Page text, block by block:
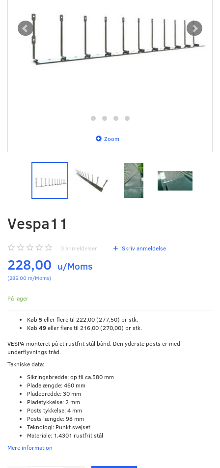
Zoom
Vespa11
0 anmeldelser Skriv anmeldelse
228,00 u/Moms
(285,00 m/Moms)
På lager
Køb5eller flere til 222,00 (277,50) pr stk.
Køb49eller flere til 216,00 (270,00) pr stk.
VESPA monteret på et rustfrit stål bånd. Den yderste posts er med
underflyvnings tråd.
Tekniske data:
Sikringsbredde: op til ca.580 mm
Pladelængde: 460 mm
Pladebredde: 30 mm
Pladetykkelse: 2 mm
Posts tykkelse: 4 mm
Posts længde: 98 mm
Teknologi: Punkt svejset
Materiale: 1.4301 rustfrit stål
Mere information